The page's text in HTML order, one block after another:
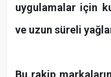
uygulamalar için
ve uzun süreli
Bu rakip